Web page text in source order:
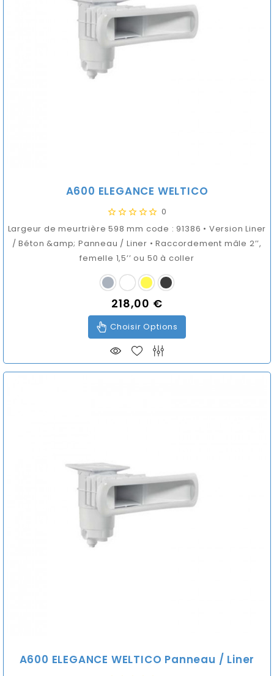
A600 ELEGANCE WELTICO
0
Largeur de meurtrière 598 mm code : 91386 • Version Liner
/ Béton &amp; Panneau / Liner • Raccordement mâle 2’’,
femelle 1,5’’ ou 50 à coller
Prix
218,00 €
Choisir Options
A600 ELEGANCE WELTICO Panneau / Liner